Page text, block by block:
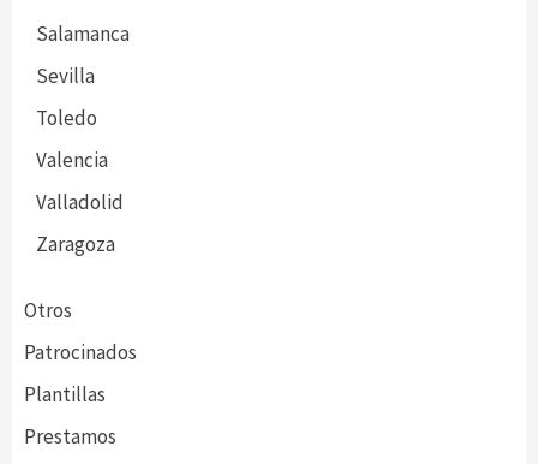
Salamanca
Sevilla
Toledo
Valencia
Valladolid
Zaragoza
Otros
Patrocinados
Plantillas
Prestamos